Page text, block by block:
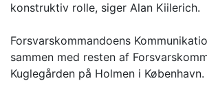
konstruktiv rolle, siger Alan Kiilerich.
Forsvarskommandoens
sammen med resten af
Kuglegården på Holmen i København.